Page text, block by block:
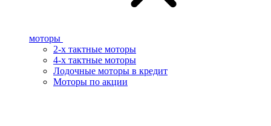
моторы
2-х тактные моторы
4-х тактные моторы
Лодочные моторы в кредит
Моторы по акции